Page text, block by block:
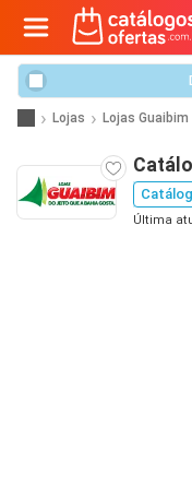
Lojas Lojas Guaibim
Última